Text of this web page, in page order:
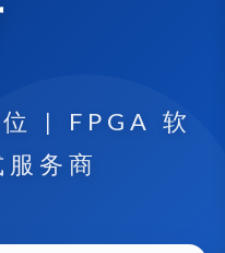
位 | FPGA 软
务商